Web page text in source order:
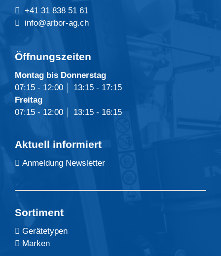
+41 31 838 51 61
info@arbor-ag.ch
Öffnungszeiten
Montag bis Donnerstag
07:15 - 12:00 │ 13:15 - 17:15
Freitag
07:15 - 12:00 │ 13:15 - 16:15
Aktuell informiert
Anmeldung Newsletter
Sortiment
Gerätetypen
Marken